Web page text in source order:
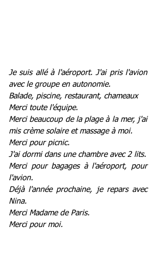
Je suis allé à l'aéroport. J'ai pris l'avion
avec le groupe en autonomie.
Balade, piscine, restaurant, chameaux
Merci toute l'équipe.
Merci beaucoup de la plage à la mer, j'ai
mis crème solaire et massage à moi.
Merci pour picnic.
J'ai dormi dans une chambre avec 2 lits.
Merci pour bagages à l'aéroport, pour
l'avion.
Déjà l'année prochaine, je repars avec
Nina.
Merci Madame de Paris.
Merci pour moi.